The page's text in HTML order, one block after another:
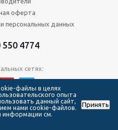
оферта
персональных данных
550 4774
сетях:
Forma Hockey
файлы в целях
опыта
данный сайт,
нами cookie-файлов.
информации см.
Принять